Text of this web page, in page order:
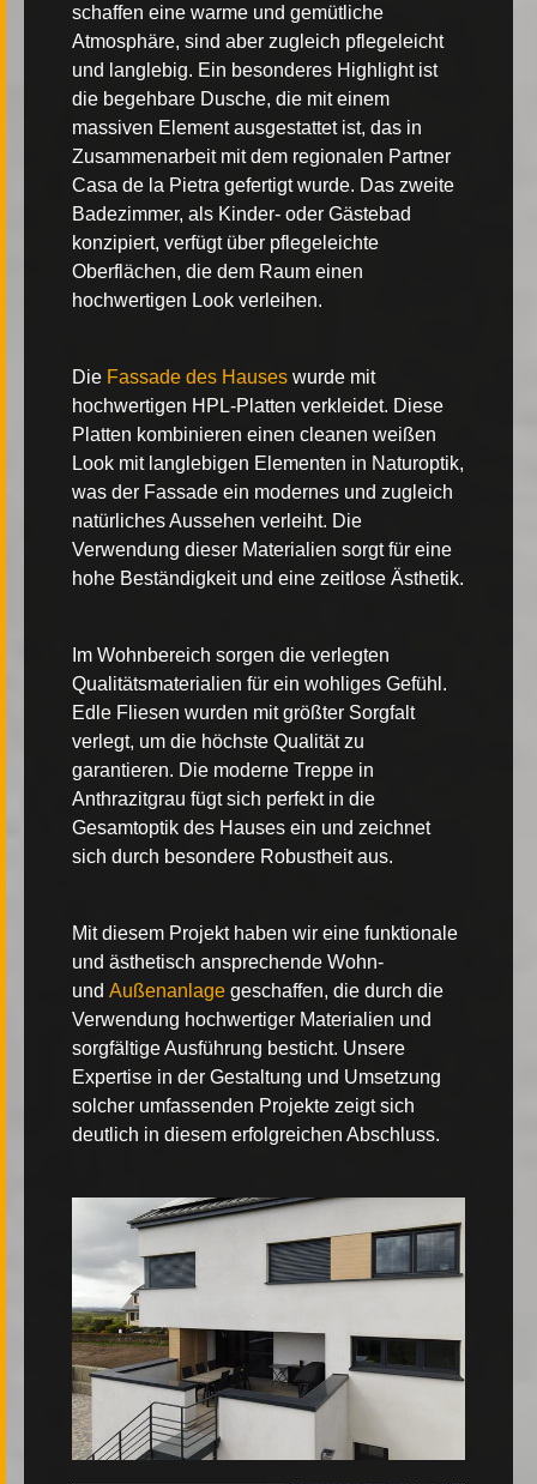
schaffen eine warme und gemütliche
Atmosphäre, sind aber zugleich pflegeleicht
und langlebig. Ein besonderes Highlight ist
die begehbare Dusche, die mit einem
massiven Element ausgestattet ist, das in
Zusammenarbeit mit dem regionalen Partner
Casa de la Pietra gefertigt wurde. Das zweite
Badezimmer, als Kinder- oder Gästebad
konzipiert, verfügt über pflegeleichte
Oberflächen, die dem Raum einen
hochwertigen Look verleihen.
Die Fassade des Hauses wurde mit
hochwertigen HPL-Platten verkleidet. Diese
Platten kombinieren einen cleanen weißen
Look mit langlebigen Elementen in Naturoptik,
was der Fassade ein modernes und zugleich
natürliches Aussehen verleiht. Die
Verwendung dieser Materialien sorgt für eine
hohe Beständigkeit und eine zeitlose Ästhetik.
Im Wohnbereich sorgen die verlegten
Qualitätsmaterialien für ein wohliges Gefühl.
Edle Fliesen wurden mit größter Sorgfalt
verlegt, um die höchste Qualität zu
garantieren. Die moderne Treppe in
Anthrazitgrau fügt sich perfekt in die
Gesamtoptik des Hauses ein und zeichnet
sich durch besondere Robustheit aus.
Mit diesem Projekt haben wir eine funktionale
und ästhetisch ansprechende Wohn-
und Außenanlage geschaffen, die durch die
Verwendung hochwertiger Materialien und
sorgfältige Ausführung besticht. Unsere
Expertise in der Gestaltung und Umsetzung
solcher umfassenden Projekte zeigt sich
deutlich in diesem erfolgreichen Abschluss.